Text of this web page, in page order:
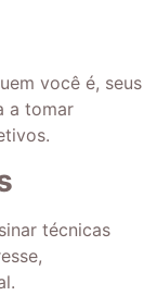
você é, seus
a tomar
técnicas